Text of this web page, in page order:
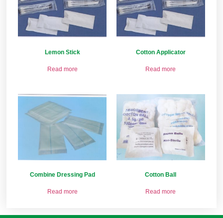
Lemon Stick
Read more
Cotton Applicator
Read more
Combine Dressing Pad
Read more
Cotton Ball
Read more